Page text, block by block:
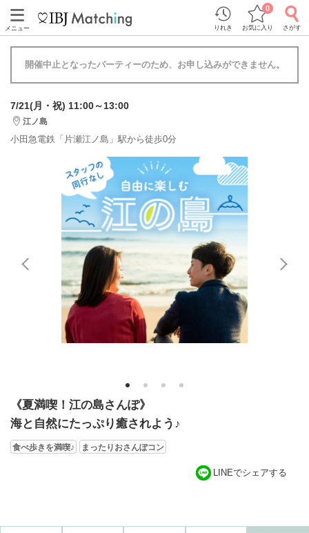
メニュー りれき お気に入り
0
さがす
開催中止となったパーティーのため、お申し込みができません。
7/21(月・祝) 11:00～13:00
江ノ島
小田急電鉄「片瀬江ノ島」駅から徒歩0分
1 2 3 4
《夏満喫！江の島さんぽ》
海と自然にたっぷり癒されよう♪
食べ歩きを満喫♪ まったりおさんぽコン
LINEでシェアする